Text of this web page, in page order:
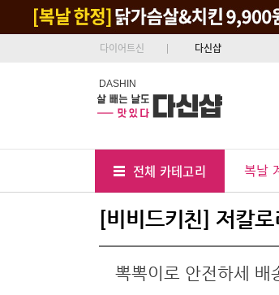
다이어트신 다신샵
DASHIN
전체 카테고리 복날
[비비드키친] 저칼
뽁뽁이로 안전하세 배